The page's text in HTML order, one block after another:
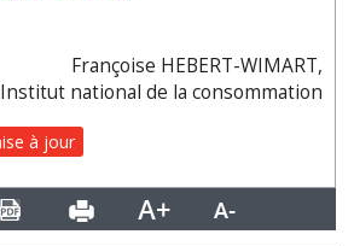
Françoise HEBERT-WIMART,
national de la consommation
à jour